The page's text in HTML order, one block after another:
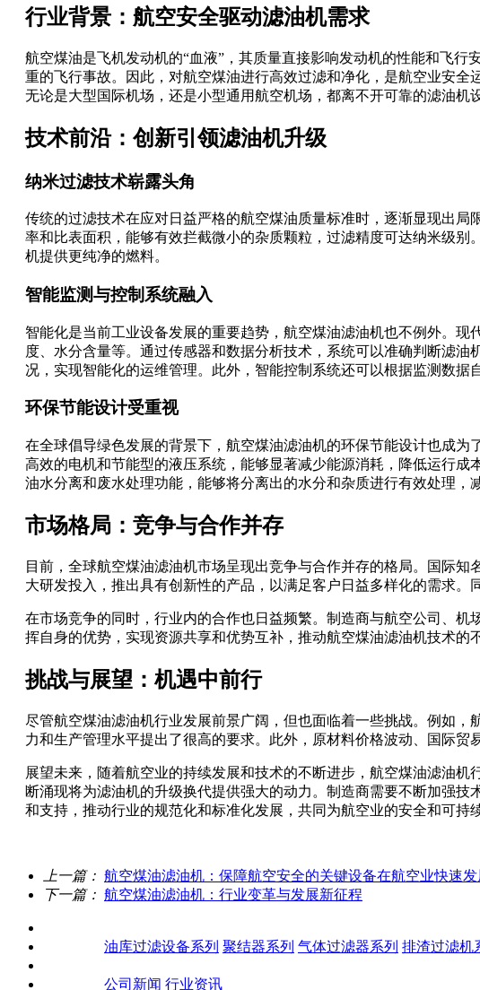
行业背景：航空安全驱动滤油机需求
航空煤油是飞机发动机的“血液”，其质量直接影响发动机的性能和飞
重的飞行事故。因此，对航空煤油进行高效过滤和净化，是航空业安
无论是大型国际机场，还是小型通用航空机场，都离不开可靠的滤油机
技术前沿：创新引领滤油机升级
纳米过滤技术崭露头角
传统的过滤技术在应对日益严格的航空煤油质量标准时，逐渐显现出
率和比表面积，能够有效拦截微小的杂质颗粒，过滤精度可达纳米级
机提供更纯净的燃料。
智能监测与控制系统融入
智能化是当前工业设备发展的重要趋势，航空煤油滤油机也不例外。
度、水分含量等。通过传感器和数据分析技术，系统可以准确判断滤
况，实现智能化的运维管理。此外，智能控制系统还可以根据监测数据
环保节能设计受重视
在全球倡导绿色发展的背景下，航空煤油滤油机的环保节能设计也成
高效的电机和节能型的液压系统，能够显著减少能源消耗，降低运行
油水分离和废水处理功能，能够将分离出的水分和杂质进行有效处理，
市场格局：竞争与合作并存
目前，全球航空煤油滤油机市场呈现出竞争与合作并存的格局。国际
大研发投入，推出具有创新性的产品，以满足客户日益多样化的需求
在市场竞争的同时，行业内的合作也日益频繁。制造商与航空公司、
挥自身的优势，实现资源共享和优势互补，推动航空煤油滤油机技术的
挑战与展望：机遇中前行
尽管航空煤油滤油机行业发展前景广阔，但也面临着一些挑战。例如
力和生产管理水平提出了很高的要求。此外，原材料价格波动、国际贸
展望未来，随着航空业的持续发展和技术的不断进步，航空煤油滤油
断涌现将为滤油机的升级换代提供强大的动力。制造商需要不断加强
和支持，推动行业的规范化和标准化发展，共同为航空业的安全和可持
上一篇： 航空煤油滤油机：保障航空安全的关键设备在航空业快速发
下一篇： 航空煤油滤油机：行业变革与发展新征程
油库过滤设备系列 聚结器系列 气体过滤器系列 排渣过滤机
公司新闻 行业资讯